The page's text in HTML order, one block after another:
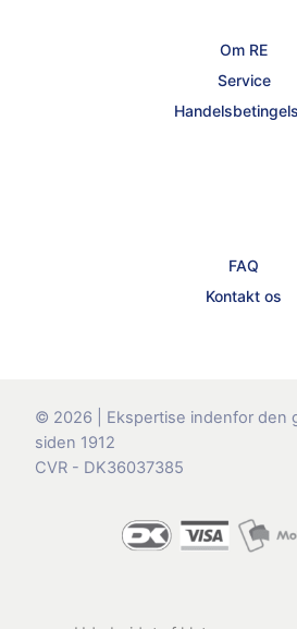
Om RE
Service
FAQ
Kontakt os
© 2026 | Ekspertise indenfor den
siden 1912
CVR - DK36037385